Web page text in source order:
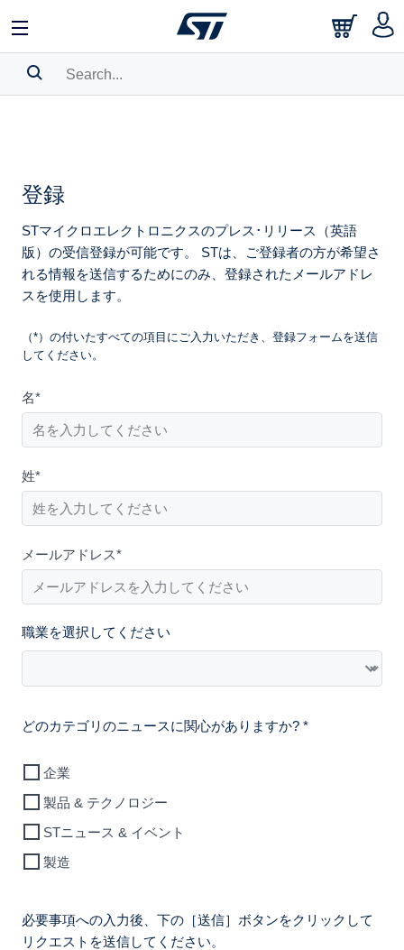
Please
English
登録
STマイクロエレクトロニクスのプレス･リリース（英語
版）の受信登録が可能です。 STは、ご登録者の方が希望さ
れる情報を送信するためにのみ、登録されたメールアドレ
スを使用します。
（*）の付いたすべての項目にご入力いただき、登録フォームを送信
してください。
名*
姓*
メールアドレス*
職業を選択してください
どのカテゴリのニュースに関心がありますか? *
企業
製品 & テクノロジー
STニュース & イベント
製造
必要事項への入力後、下の［送信］ボタンをクリックして
リクエストを送信してください。